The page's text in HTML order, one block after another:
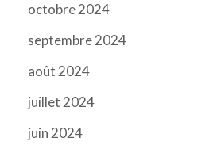
octobre 2024
septembre 2024
août 2024
juillet 2024
juin 2024